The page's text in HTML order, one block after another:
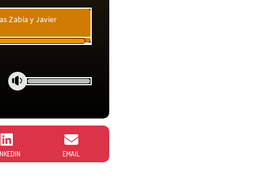
Zabia y Javier
EMAIL